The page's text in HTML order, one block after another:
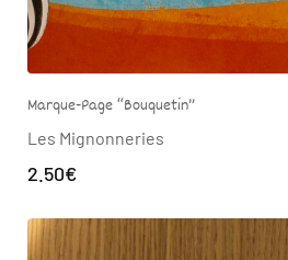
Marque-Page “Bouquetin”
Les Mignonneries
2.50€